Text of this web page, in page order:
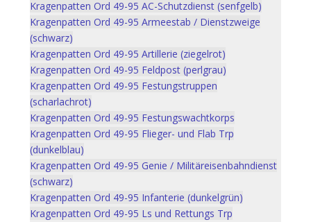
Kragenpatten Ord 49-95 AC-Schutzdienst (senfgelb)
Kragenpatten Ord 49-95 Armeestab / Dienstzweige
(schwarz)
Kragenpatten Ord 49-95 Artillerie (ziegelrot)
Kragenpatten Ord 49-95 Feldpost (perlgrau)
Kragenpatten Ord 49-95 Festungstruppen
(scharlachrot)
Kragenpatten Ord 49-95 Festungswachtkorps
Kragenpatten Ord 49-95 Flieger- und Flab Trp
(dunkelblau)
Kragenpatten Ord 49-95 Genie / Militäreisenbahndienst
(schwarz)
Kragenpatten Ord 49-95 Infanterie (dunkelgrün)
Kragenpatten Ord 49-95 Ls und Rettungs Trp